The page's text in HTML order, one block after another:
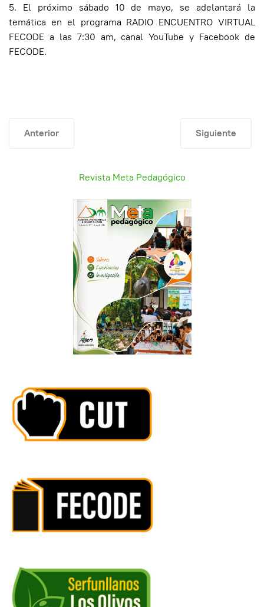
5. El próximo sábado 10 de mayo, se adelantará la
temática en el programa RADIO ENCUENTRO VIRTUAL
FECODE a las 7:30 am, canal YouTube y Facebook de
FECODE.
Artículo anterior: Circular No 33 de FECODE
Anterior Artículo
Siguiente
Revista Meta Pedagógico